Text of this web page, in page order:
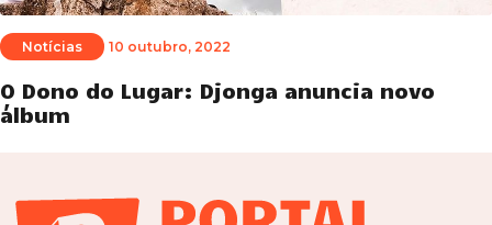
Notícias 10 outubro, 2022
O Dono do Lugar: Djonga anuncia novo
álbum